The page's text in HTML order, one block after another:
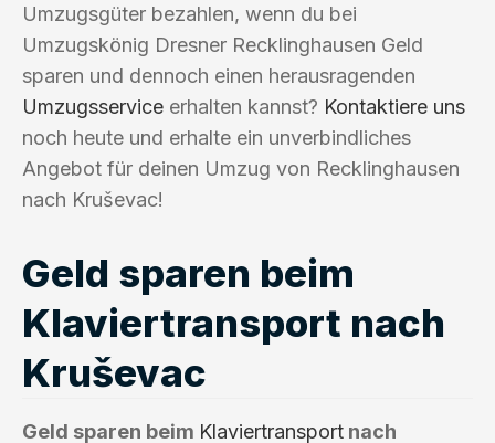
Umzugsgüter bezahlen, wenn du bei
Umzugskönig Dresner Recklinghausen Geld
sparen und dennoch einen herausragenden
Umzugsservice erhalten kannst? Kontaktiere uns
noch heute und erhalte ein unverbindliches
Angebot für deinen Umzug von Recklinghausen
nach Kruševac!
Geld sparen beim
Klaviertransport nach
Kruševac
Geld sparen beim Klaviertransport nach